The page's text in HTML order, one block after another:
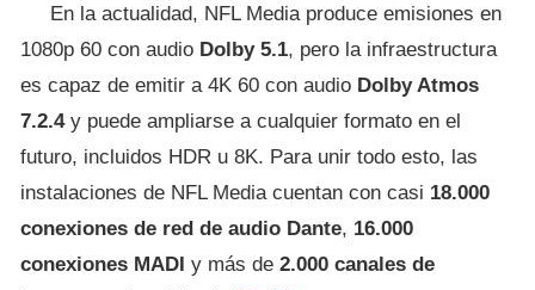
En la actualidad, NFL Media produce emisiones en
1080p 60 con audio Dolby 5.1, pero la infraestructura
es capaz de emitir a 4K 60 con audio Dolby Atmos
7.2.4 y puede ampliarse a cualquier formato en el
futuro, incluidos HDR u 8K. Para unir todo esto, las
instalaciones de NFL Media cuentan con casi 18.000
conexiones de red de audio Dante, 16.000
conexiones MADI y más de 2.000 canales de